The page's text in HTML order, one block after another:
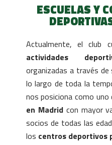
ESCUELAS Y
Actualmente, el club
actividades
organizadas a través
lo largo de toda la
nos posiciona como uno
en Madridcon mayor
socios de todas las
los centros deportivos